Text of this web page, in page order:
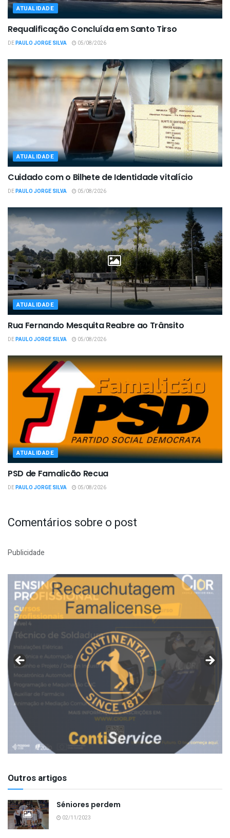
ATUALIDADE
Requalificação Concluída em Santo Tirso
DEPAULO JORGE SILVA 05/08/2026
ATUALIDADE
Cuidado com o Bilhete de Identidade vitalício
DEPAULO JORGE SILVA 05/08/2026
ATUALIDADE
Rua Fernando Mesquita Reabre ao Trânsito
DEPAULO JORGE SILVA 05/08/2026
ATUALIDADE
PSD de Famalicão Recua
DEPAULO JORGE SILVA 05/08/2026
Comentários sobre o post
Publicidade
Outros artigos
Séniores perdem
02/11/2023